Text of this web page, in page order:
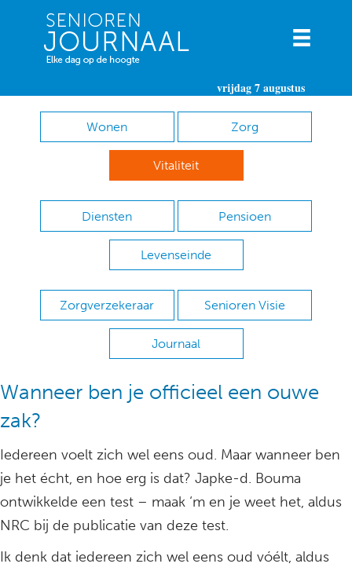
vrijdag 7 augustus
Wonen Zorg
Vitaliteit
Diensten Pensioen
Levenseinde
Zorgverzekeraar Senioren Visie
Journaal
Wanneer ben je officieel een ouwe
zak?
Iedereen voelt zich wel eens oud. Maar wanneer ben
je het écht, en hoe erg is dat? Japke-d. Bouma
ontwikkelde een test – maak ‘m en je weet het, aldus
NRC bij de publicatie van deze test.
Ik denk dat iedereen zich wel eens oud vóélt, aldus